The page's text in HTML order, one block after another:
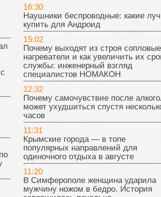
16:30
Наушники беспроводные: какие
купить для Андроид
15:02
Почему выходят из строя сопловые
нагреватели и как увеличить их
службы: инженерный взгляд
специалистов НОМАКОН
12:32
Почему самочувствие после
может ухудшиться спустя
часов
11:31
Крымские города — в топе
популярных направлений для
одиночного отдыха в августе
11:20
В Симферополе женщина ударила
мужчину ножом в бедро. История